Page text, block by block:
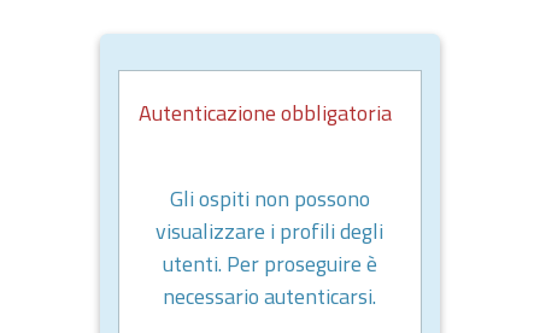
Autenticazione obbligatoria
Gli ospiti non possono
visualizzare i profili degli
utenti. Per proseguire è
necessario autenticarsi.